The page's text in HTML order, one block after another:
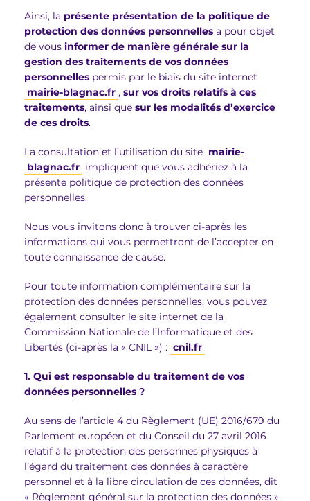
Ainsi, la présente présentation de la politique de
protection des données personnelles a pour objet
de vous informer de manière générale sur la
gestion des traitements de vos données
personnelles permis par le biais du site internet
mairie-blagnac.fr , sur vos droits relatifs à ces
traitements, ainsi que sur les modalités d’exercice
de ces droits.
La consultation et l’utilisation du site mairie-
blagnac.fr impliquent que vous adhériez à la
présente politique de protection des données
personnelles.
Nous vous invitons donc à trouver ci-après les
informations qui vous permettront de l’accepter en
toute connaissance de cause.
Pour toute information complémentaire sur la
protection des données personnelles, vous pouvez
également consulter le site internet de la
Commission Nationale de l’Informatique et des
Libertés (ci-après la « CNIL ») : cnil.fr
1. Qui est responsable du traitement de vos
données personnelles ?
Au sens de l’article 4 du Règlement (UE) 2016/679 du
Parlement européen et du Conseil du 27 avril 2016
relatif à la protection des personnes physiques à
l’égard du traitement des données à caractère
personnel et à la libre circulation de ces données, dit
« Règlement général sur la protection des données »